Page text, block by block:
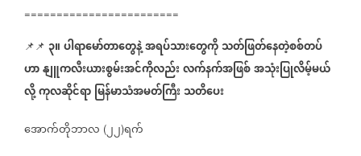
========================
📌📌 ⁨⁨⁨⁨⁨⁨⁨⁨⁨⁨⁨⁨⁨ ၃။ပါရာမော်တာတွေနဲ့အရပ်သားတွေကိုသတ်ဖြတ်နေတဲ့စစ်တပ်
ဟာနျူကလီးယားစွမ်းအင်ကိုလည်းလက်နက်အဖြစ်အသုံးပြုလိမ့်မယ်
လို့ကုလဆိုင်ရာမြန်မာသံအမတ်ကြီးသတိပေး
အောက်တိုဘာလ (၂၂)ရက်